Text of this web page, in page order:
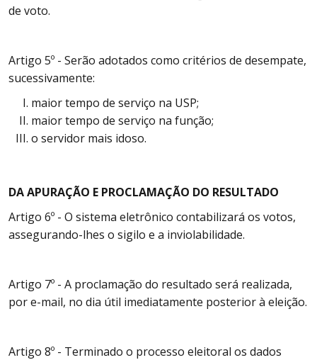
de voto.
Artigo 5º - Serão adotados como critérios de desempate,
sucessivamente:
maior tempo de serviço na USP;
maior tempo de serviço na função;
o servidor mais idoso.
DA APURAÇÃO E PROCLAMAÇÃO DO RESULTADO
Artigo 6º - O sistema eletrônico contabilizará os votos,
assegurando-lhes o sigilo e a inviolabilidade.
Artigo 7º - A proclamação do resultado será realizada,
por e-mail, no dia útil imediatamente posterior à eleição.
Artigo 8º - Terminado o processo eleitoral os dados